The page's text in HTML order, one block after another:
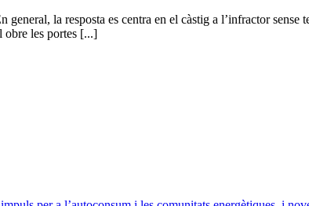
la resposta es centra en el càstig a l’infractor sense
obre les portes [...]